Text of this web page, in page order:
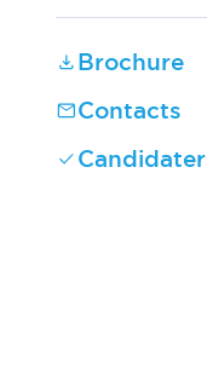
Brochure
Contacts
Candidater